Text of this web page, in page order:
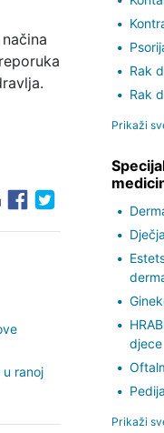
ranoj
Rak
Rak
Prikaži
djece
Prikaži